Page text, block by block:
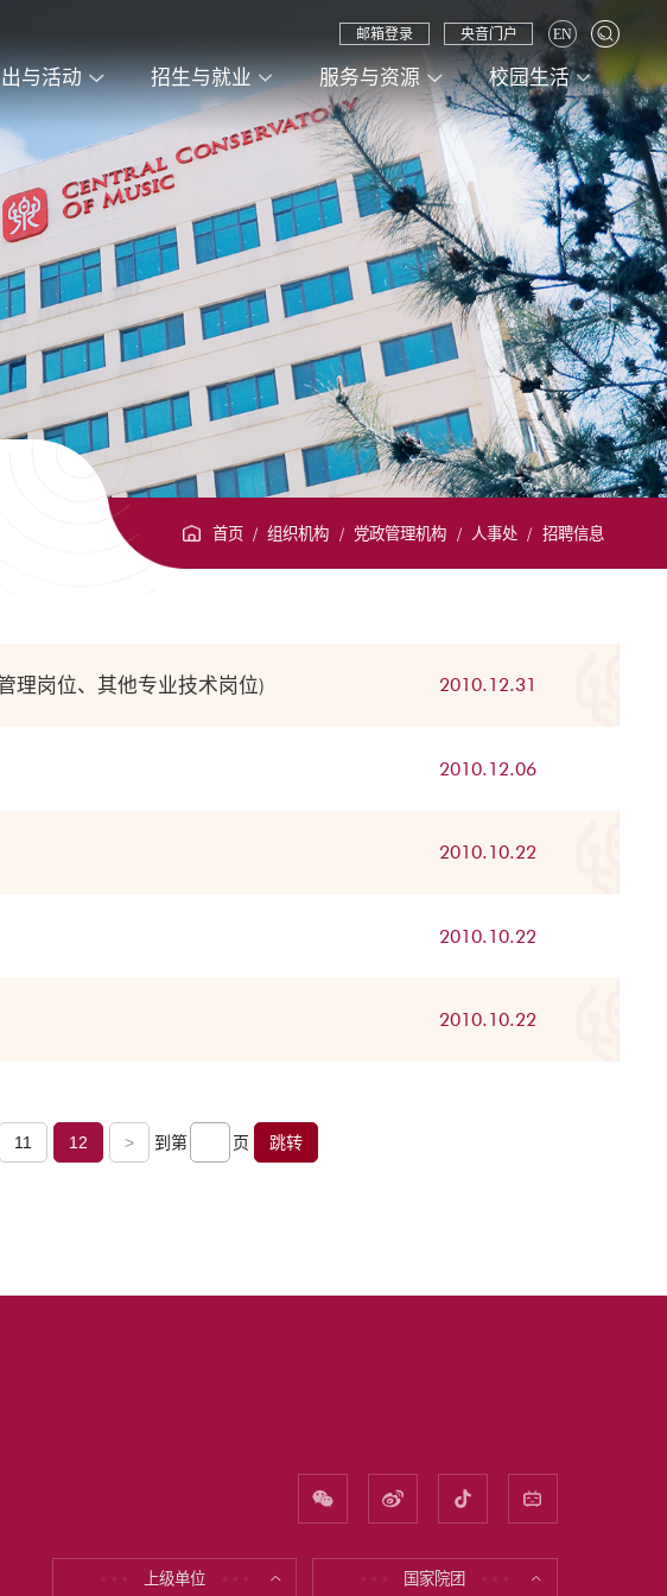
与活动 招生与就业 服务与资源 校园生活
邮箱登录 央音门户 EN
首页 / 组织机构 / 党政管理机构 / 人事处 / 招聘信息
理岗位、其他专业技术岗位) 2010.12.31
2010.12.06
2010.10.22
2010.10.22
2010.10.22
11 12 > 到第 页 跳转
* * *
上级单位 * * * * * * 国家院团 * * *